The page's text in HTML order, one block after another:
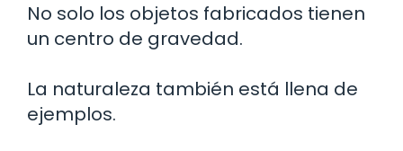
No solo los objetos fabricados tienen
un centro de gravedad.
La naturaleza también está llena de
ejemplos.